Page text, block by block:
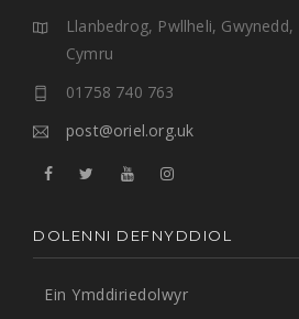
Llanbedrog, Pwllheli,
Cymru
01758 740 763
post@oriel.org.uk
DOLENNI DEFNYDDIOL
Ein Ymddiriedolwyr